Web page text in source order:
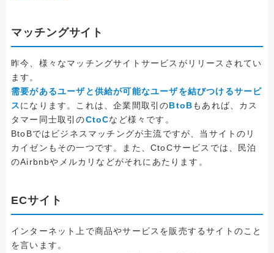
マッチングサイト
昨今、様々なマッチングサイトサービスがリリースされてい
ます。
需要があるユーザと供給が可能なユーザを結びつけるサービ
スになります。これは、企業間取引のBtoBもあれば、カス
タマー同士取引のCtoCなど様々です。
BtoBではビジネスマッチングが主流ですが、当サイトのリ
カイゼンもその一つです。また、CtoCサービスでは、民泊
のAirbnbやメルカリなどがそれにあたります。
ECサイト
インターネット上で商品やサービスを販売するサイトのこと
を言います。